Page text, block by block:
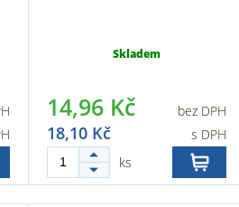
Skladem
14,96 Kč bez DPH
18,10 Kč
s DPH
ks